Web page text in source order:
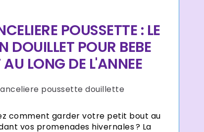
POUSSETTE : LE
DOUILLET POUR BEBE
LONG DE L'ANNEE
comment garder votre petit bout au
vos promenades hivernales ? La